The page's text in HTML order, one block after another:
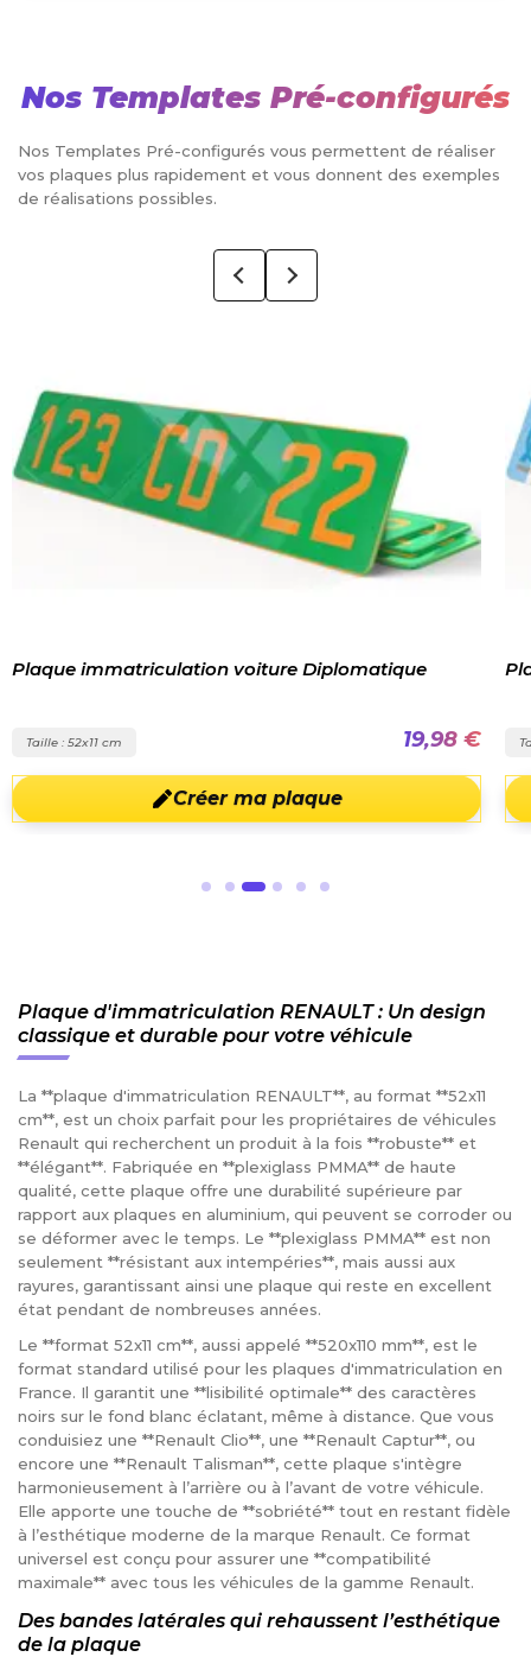
Nos Templates Pré-configurés
Nos Templates Pré-configurés vous permettent de réaliser
vos plaques plus rapidement et vous donnent des exemples
de réalisations possibles.
Plaque immatriculation voiture Diplomatique
Taille : 52x11 cm 19,98 €
Créer ma plaque
Plaque d'immatriculation RENAULT : Un design
classique et durable pour votre véhicule
La **plaque d'immatriculation RENAULT**, au format **52x11
cm**, est un choix parfait pour les propriétaires de véhicules
Renault qui recherchent un produit à la fois **robuste** et
**élégant**. Fabriquée en **plexiglass PMMA** de haute
qualité, cette plaque offre une durabilité supérieure par
rapport aux plaques en aluminium, qui peuvent se corroder ou
se déformer avec le temps. Le **plexiglass PMMA** est non
seulement **résistant aux intempéries**, mais aussi aux
rayures, garantissant ainsi une plaque qui reste en excellent
état pendant de nombreuses années.
Le **format 52x11 cm**, aussi appelé **520x110 mm**, est le
format standard utilisé pour les plaques d'immatriculation en
France. Il garantit une **lisibilité optimale** des caractères
noirs sur le fond blanc éclatant, même à distance. Que vous
conduisiez une **Renault Clio**, une **Renault Captur**, ou
encore une **Renault Talisman**, cette plaque s'intègre
harmonieusement à l’arrière ou à l’avant de votre véhicule.
Elle apporte une touche de **sobriété** tout en restant fidèle
à l’esthétique moderne de la marque Renault. Ce format
universel est conçu pour assurer une **compatibilité
maximale** avec tous les véhicules de la gamme Renault.
Des bandes latérales qui rehaussent l’esthétique
de la plaque